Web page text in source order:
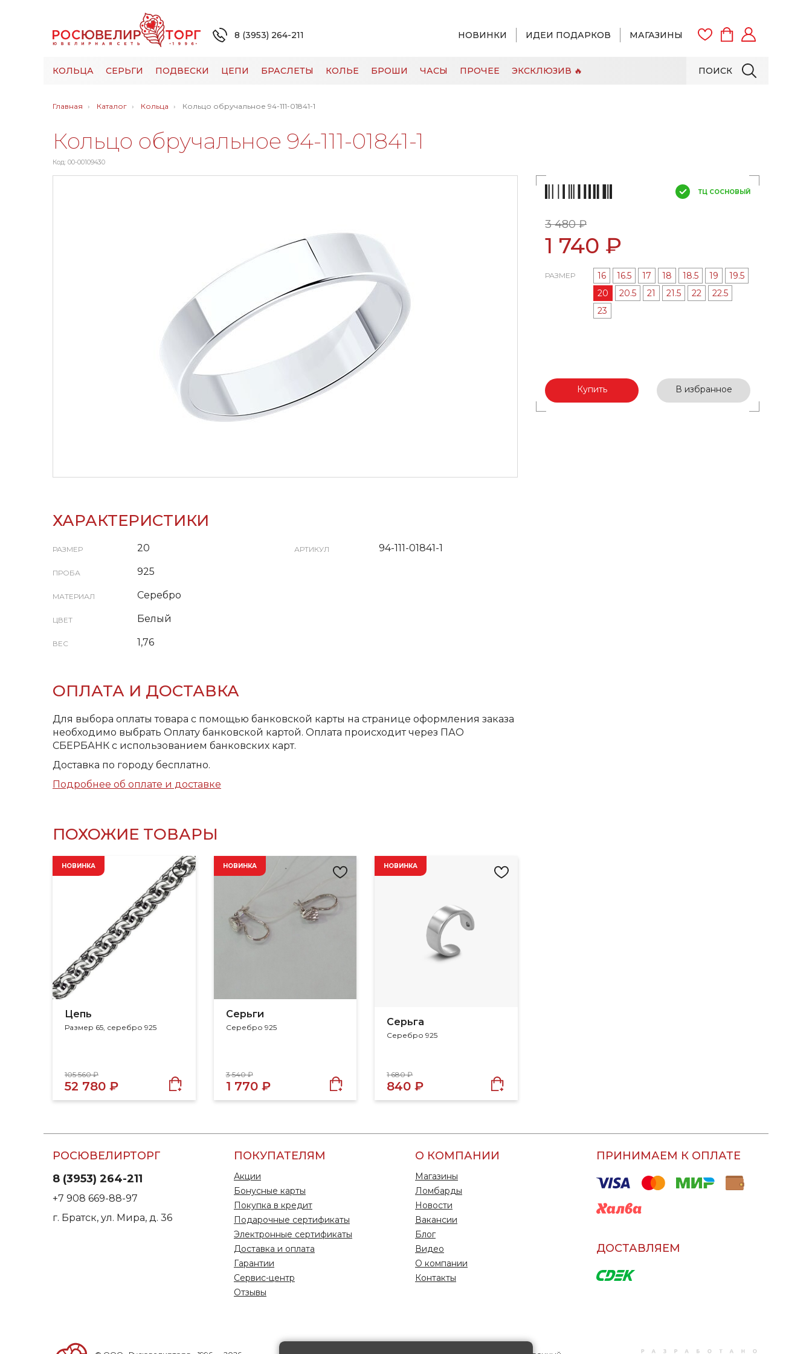
8 (3953) 264-211 НОВИНКИ ИДЕИ ПОДАРКОВ МАГАЗИНЫ
ПОИСК
КОЛЬЦА СЕРЬГИ ПОДВЕСКИ ЦЕПИ БРАСЛЕТЫ КОЛЬЕ БРОШИ ЧАСЫ ПРОЧЕЕ ЭКСКЛЮЗИВ 🔥
Главная Каталог Кольца Кольцо обручальное 94-111-01841-1
Кольцо обручальное 94-111-01841-1
Код: 00-00109430
ХАРАКТЕРИСТИКИ
РАЗМЕР 20
ПРОБА 925
МАТЕРИАЛ Серебро
ЦВЕТ Белый
ВЕС 1,76
АРТИКУЛ 94-111-01841-1
ОПЛАТА И ДОСТАВКА
Для выбора оплаты товара с помощью банковской карты на странице оформления заказа
необходимо выбрать Оплату банковской картой. Оплата происходит через ПАО
СБЕРБАНК с использованием банковских карт.
Доставка по городу бесплатно.
Подробнее об оплате и доставке
ПОХОЖИЕ ТОВАРЫ
Цепь
Размер 65, серебро 925
НОВИНКА
105 560 ₽
52 780 ₽
Серьги
Серебро 925
НОВИНКА
3 540 ₽
1 770 ₽
Серьга
Серебро 925
НОВИНКА
1 680 ₽
840 ₽
ТЦ СОСНОВЫЙ
3 480 ₽
1 740 ₽
РАЗМЕР 16 16.5 17 18 18.5 19
19.5
20
20.5 21 21.5 22
22.5
23
Купить В избранное
РОСЮВЕЛИРТОРГ
8 (3953) 264-211
+7 908 669-88-97
г. Братск, ул. Мира, д. 36
ПОКУПАТЕЛЯМ
Акции
Бонусные карты
Покупка в кредит
Подарочные сертификаты
Электронные сертификаты
Доставка и оплата
Гарантии
Сервис-центр
Отзывы
О КОМПАНИИ
Магазины
Ломбарды
Новости
Вакансии
Блог
Видео
О компании
Контакты
ПРИНИМАЕМ К ОПЛАТЕ
ДОСТАВЛЯЕМ